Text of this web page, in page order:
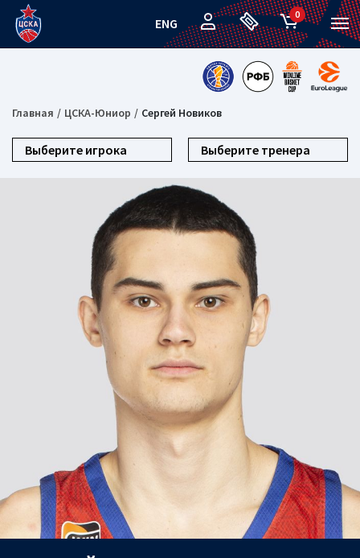
ENG
0
Главная ЦСКА-Юниор Сергей Новиков